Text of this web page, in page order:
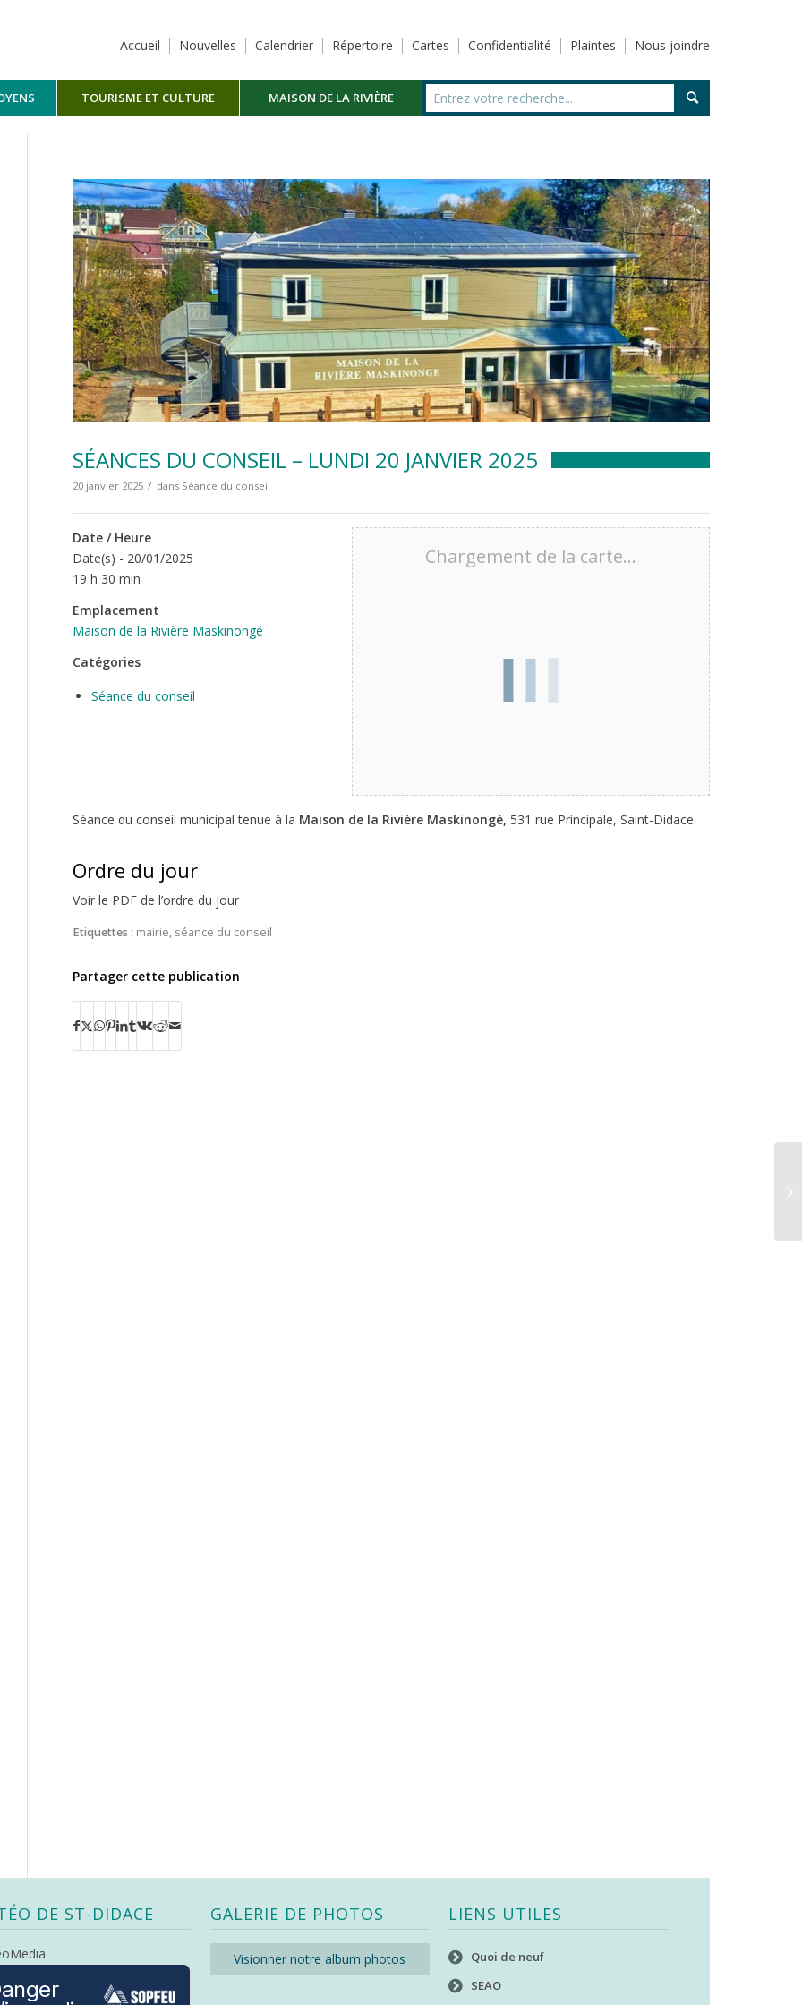
Accueil Nouvelles Calendrier Répertoire Cartes Confidentialité Plaintes Nous joindre
TOURISME ET CULTURE MAISON DE LA RIVIÈRE
SÉANCES DU CONSEIL – LUNDI 20 JANVIER 2025
20 janvier 2025 / dans Séance du conseil
Chargement de la carte…
Date / Heure
Date(s) - 20/01/2025
19 h 30 min
Emplacement
Maison de la Rivière Maskinongé
Catégories
Séance du conseil
Séance du conseil municipal tenue à la Maison de la Rivière Maskinongé, 531 rue Principale, Saint-Didace.
Ordre du jour
Voir le PDF de l’ordre du jour
Etiquettes : mairie, séance du conseil
Partager cette publication
DE ST-DIDACE GALERIE DE PHOTOS
Visionner notre album photos
LIENS UTILES
Quoi de neuf
SEAO